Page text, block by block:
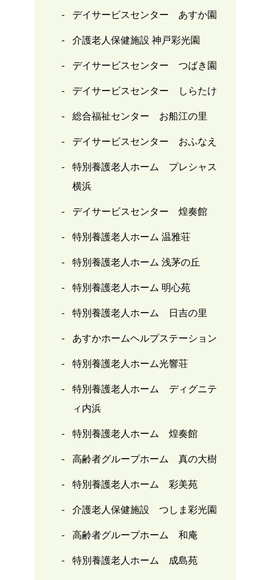
デイサービスセンター あすか園
介護老人保健施設 神戸彩光園
デイサービスセンター つばき園
デイサービスセンター しらたけ
総合福祉センター お船江の里
デイサービスセンター おふなえ
特別養護老人ホーム プレシャス
横浜
デイサービスセンター 煌奏館
特別養護老人ホーム 温雅荘
特別養護老人ホーム 浅茅の丘
特別養護老人ホーム 明心苑
特別養護老人ホーム 日吉の里
あすかホームヘルプステーション
特別養護老人ホーム光響荘
特別養護老人ホーム ディグニテ
ィ内浜
特別養護老人ホーム 煌奏館
高齢者グループホーム 真の大樹
特別養護老人ホーム 彩美苑
介護老人保健施設 つしま彩光園
高齢者グループホーム 和庵
特別養護老人ホーム 成島苑